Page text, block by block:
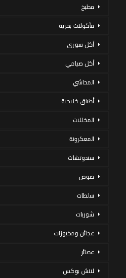
مطبخ
مأكولات بحرية
أكل سورى
أكل صيامي
المحاشي
أطباق خليجية
المخللات
المعكرونة
سندوتشات
صوص
سلطات
شوربات
عجائن ومخبوزات
عصائر
لانش بوكس